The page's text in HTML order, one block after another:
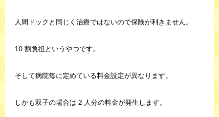
人間ドックと同じく治療ではないので保険が利きません。
10 割負担というやつです。
そして病院毎に定めている料金設定が異なります。
しかも双子の場合は 2 人分の料金が発生します。